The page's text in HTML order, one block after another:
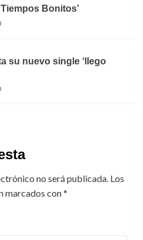
Bonitos’
su nuevo single ‘llego
no será publicada. Los
marcados con*